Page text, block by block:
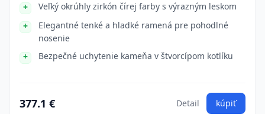
Veľký okrúhly zirkón čírej farby s výrazným leskom
Elegantné tenké a hladké ramená pre pohodlné
nosenie
Bezpečné uchytenie kameňa v štvorcípom kotlíku
377.1 € Detail kúpiť